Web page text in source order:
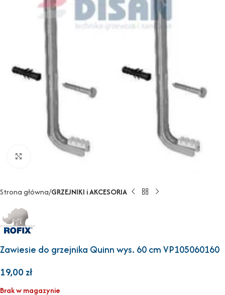
Strona główna GRZEJNIKI i AKCESORIA
Zawiesie do grzejnika Quinn wys. 60 cm VP105060160
19,00zł
Brak w magazynie